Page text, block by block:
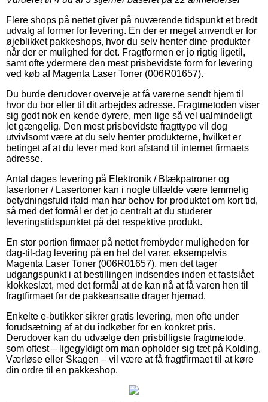
Flere shops på nettet giver på nuværende tidspunkt et bredt
udvalg af former for levering. En der er meget anvendt er for
øjeblikket pakkeshops, hvor du selv henter dine produkter
når der er mulighed for det. Fragtformen er jo rigtig ligetil,
samt ofte ydermere den mest prisbevidste form for levering
ved køb af Magenta Laser Toner (006R01657).
Du burde derudover overveje at få varerne sendt hjem til
hvor du bor eller til dit arbejdes adresse. Fragtmetoden viser
sig godt nok en kende dyrere, men lige så vel ualmindeligt
let gængelig. Den mest prisbevidste fragttype vil dog
utvivlsomt være at du selv henter produkterne, hvilket er
betinget af at du lever med kort afstand til internet firmaets
adresse.
Antal dages levering på Elektronik / Blækpatroner og
lasertoner / Lasertoner kan i nogle tilfælde være temmelig
betydningsfuld ifald man har behov for produktet om kort tid,
så med det formål er det jo centralt at du studerer
leveringstidspunktet på det respektive produkt.
En stor portion firmaer på nettet frembyder muligheden for
dag-til-dag levering på en hel del varer, eksempelvis
Magenta Laser Toner (006R01657), men det tager
udgangspunkt i at bestillingen indsendes inden et fastslået
klokkeslæt, med det formål at de kan nå at få varen hen til
fragtfirmaet før de pakkeansatte drager hjemad.
Enkelte e-butikker sikrer gratis levering, men ofte under
forudsætning af at du indkøber for en konkret pris.
Derudover kan du udvælge den prisbilligste fragtmetode,
som oftest – ligegyldigt om man opholder sig tæt på Kolding,
Værløse eller Skagen – vil være at få fragtfirmaet til at køre
din ordre til en pakkeshop.